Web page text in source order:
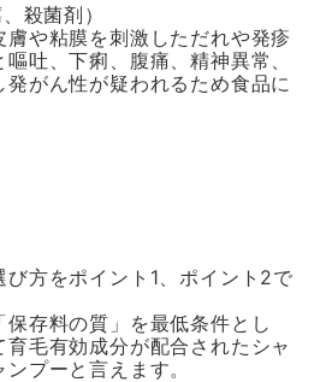
殺菌剤）
膚や粘膜を刺激しただれや発疹
吐、下痢、腹痛、精神異常、
がん性が疑われるため食品に
方をポイント1、ポイント2で
保存料の質」を最低条件とし
毛有効成分が配合されたシャ
プーと言えます。